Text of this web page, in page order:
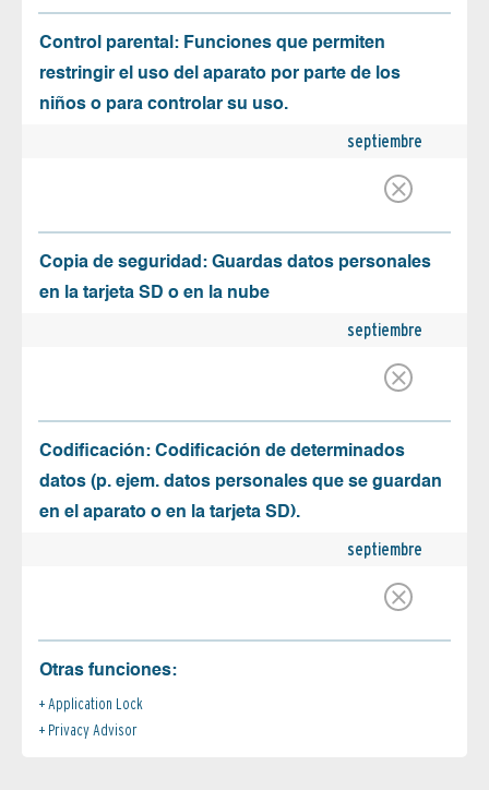
Control parental: Funciones que permiten
restringir el uso del aparato por parte de los
niños o para controlar su uso.
septiembre
Copia de seguridad: Guardas datos personales
en la tarjeta SD o en la nube
septiembre
Codificación: Codificación de determinados
datos (p. ejem. datos personales que se guardan
en el aparato o en la tarjeta SD).
septiembre
Otras funciones:
Application Lock
Privacy Advisor